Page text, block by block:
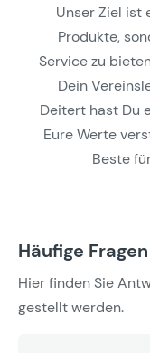
Unser Ziel ist
Produkte,
Service zu
Dein
Deitert hast Du
Eure Werte
Beste
Häufige Fragen
Hier finden Sie
gestellt werden.